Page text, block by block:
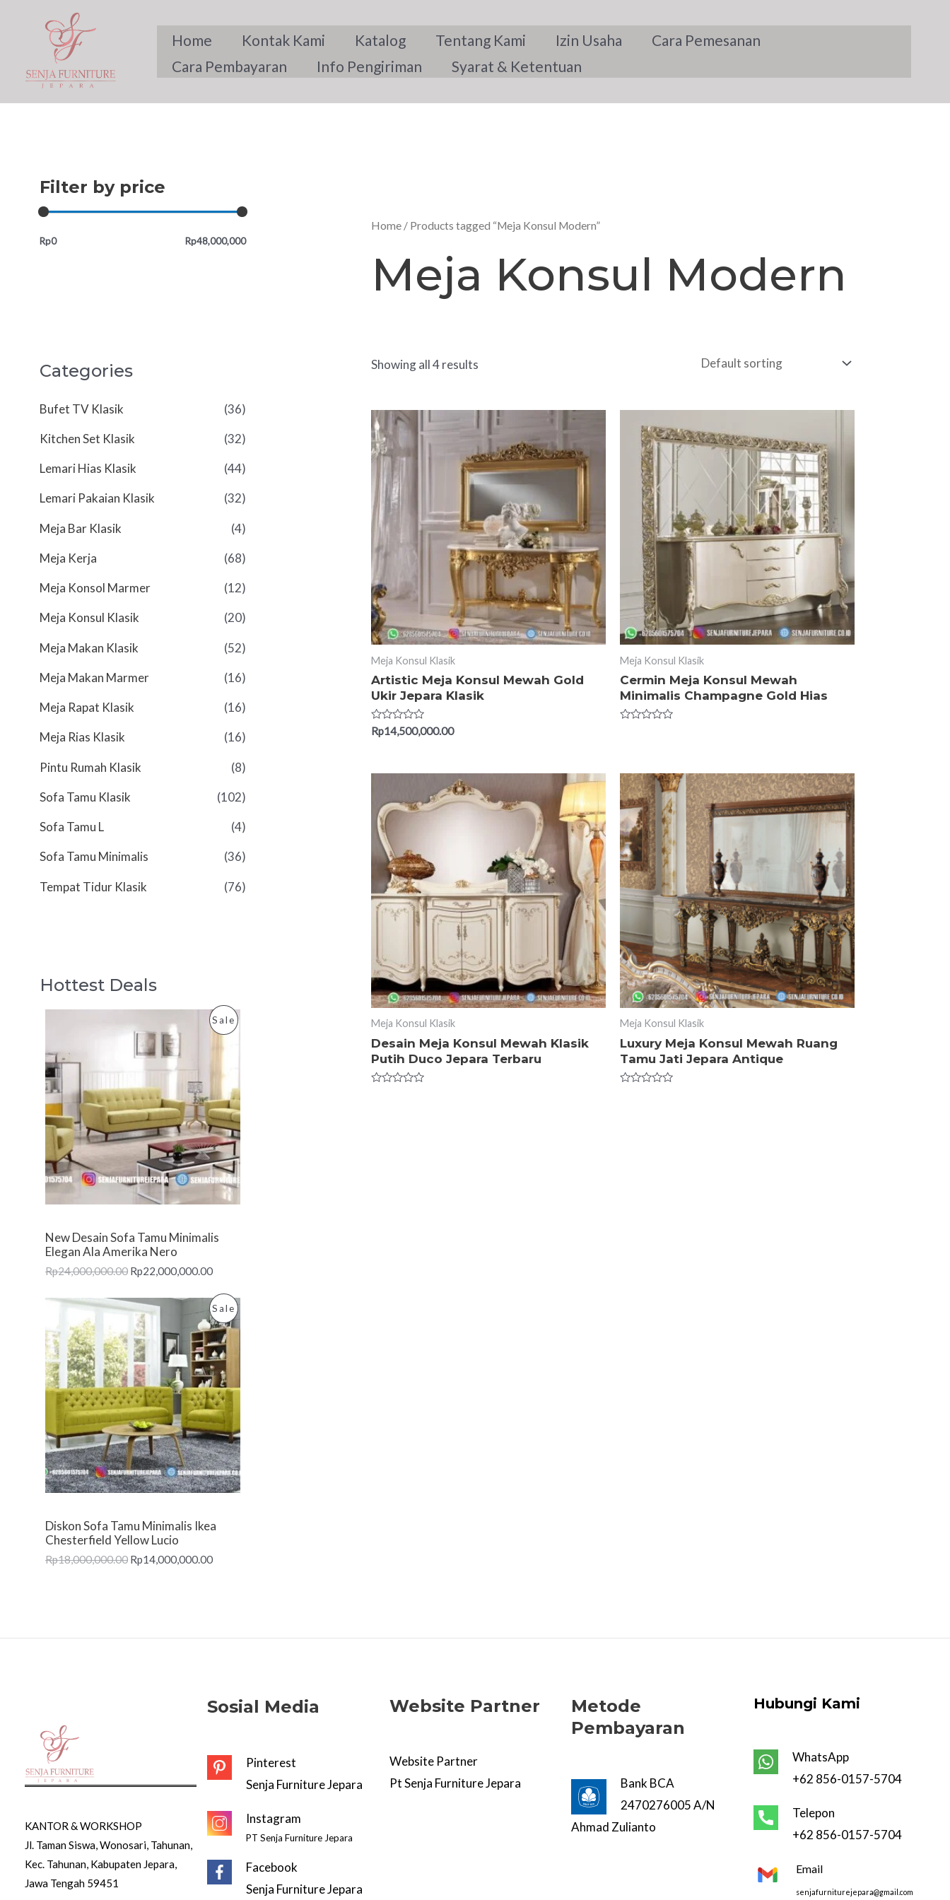
Home Kontak Kami Katalog Tentang Kami Izin Usaha
Cara Pemesanan
Cara Pembayaran
Info Pengiriman Syarat & Ketentuan
Filter by price
Rp0 Rp48,000,000
Categories
Bufet TV Klasik (36)
Kitchen Set Klasik (32)
Lemari Hias Klasik (44)
Lemari Pakaian Klasik (32)
Meja Bar Klasik (4)
Meja Kerja (68)
Meja Konsol Marmer (12)
Meja Konsul Klasik (20)
Meja Makan Klasik (52)
Meja Makan Marmer (16)
Meja Rapat Klasik (16)
Meja Rias Klasik (16)
Pintu Rumah Klasik (8)
Sofa Tamu Klasik (102)
Sofa Tamu L (4)
Sofa Tamu Minimalis (36)
Tempat Tidur Klasik (76)
Hottest Deals
SaleP
D
U
C
T
A
L
New Desain Sofa Tamu Minimalis
Elegan Ala Amerika Nero
Rp24,000,000.00 Rp22,000,000.00
SaleP
D
C
T
Diskon Sofa Tamu Minimalis Ikea
Chesterfield Yellow Lucio
Rp18,000,000.00 Rp14,000,000.00
Home / Products tagged “Meja Konsul Modern”
Meja Konsul Modern
Showing all 4 results
Meja Konsul Klasik
Artistic Meja Konsul Mewah Gold
Ukir Jepara Klasik
Rated
Rp14,500,000.00
Meja Konsul Klasik
Cermin Meja Konsul Mewah
Minimalis Champagne Gold Hias
Meja Konsul Klasik
Desain Meja Konsul Mewah Klasik
Putih Duco Jepara Terbaru
Meja Konsul Klasik
Luxury Meja Konsul Mewah Ruang
Tamu Jati Jepara Antique
KANTOR & WORKSHOP
Jl. Taman Siswa, Wonosari, Tahunan,
Kec. Tahunan, Kabupaten Jepara,
Jawa Tengah 59451
Sosial Media
Pinterest
Senja Furniture Jepara
Instagram
PT Senja Furniture Jepara
Facebook
Senja Furniture Jepara
Website Partner
Website Partner
Pt Senja Furniture Jepara
Metode
Pembayaran
Bank BCA
2470276005 A/N
Ahmad Zulianto
Hubungi Kami
WhatsApp
+62 856-0157-5704
Telepon
+62 856-0157-5704
Email
senjafurniturejepara@gmail.com